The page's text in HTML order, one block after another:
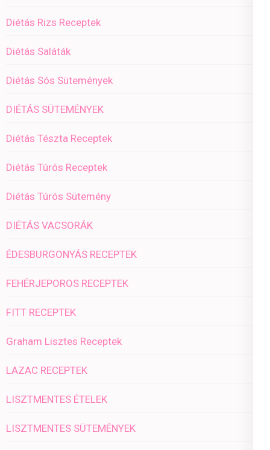
Diétás Rizs Receptek
Diétás Saláták
Diétás Sós Sütemények
DIÉTÁS SÜTEMÉNYEK
Diétás Tészta Receptek
Diétás Túrós Receptek
Diétás Túrós Sütemény
DIÉTÁS VACSORÁK
ÉDESBURGONYÁS RECEPTEK
FEHÉRJEPOROS RECEPTEK
FITT RECEPTEK
Graham Lisztes Receptek
LAZAC RECEPTEK
LISZTMENTES ÉTELEK
LISZTMENTES SÜTEMÉNYEK